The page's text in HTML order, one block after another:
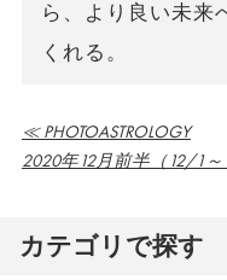
ら、より良い未来
くれる。
≪ PHOTOASTROLOGY
2020年12月前半（12/1～
カテゴリで探す